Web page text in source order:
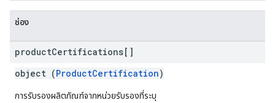
ช่อง
productCertifications[]
object (ProductCertification)
การรับรองผลิตภัณฑ์จากหน่วยรับรองที่ระบุ